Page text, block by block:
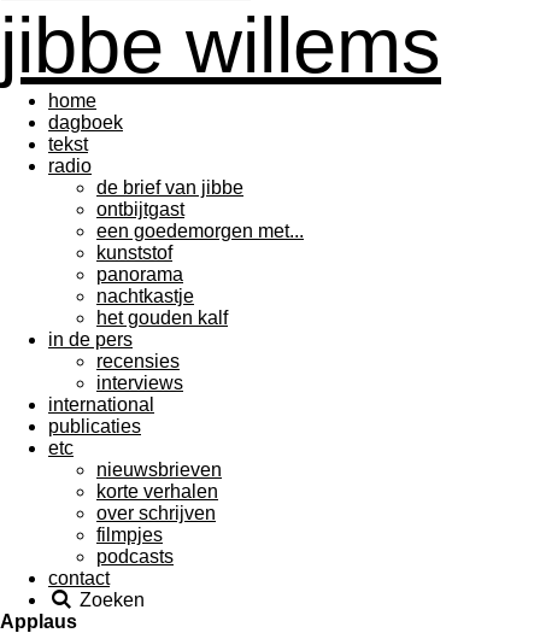
jibbe willems
home
dagboek
tekst
radio
de brief van jibbe
ontbijtgast
een goedemorgen met...
kunststof
panorama
nachtkastje
het gouden kalf
in de pers
recensies
interviews
international
publicaties
etc
nieuwsbrieven
korte verhalen
over schrijven
filmpjes
podcasts
contact
Zoeken
Applaus